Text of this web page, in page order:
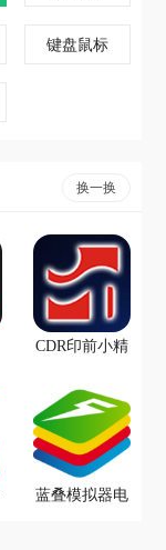
键盘鼠标
换一换
CDR印前小精
蓝叠模拟器电